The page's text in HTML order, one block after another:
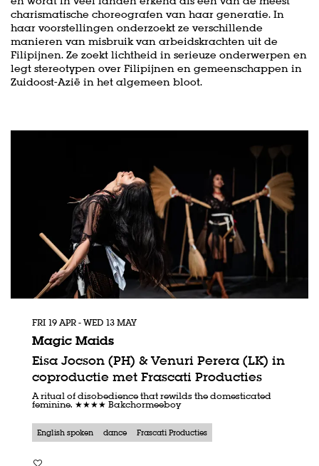
charismatische choreografen van haar generatie. In
haar voorstellingen onderzoekt ze verschillende
manieren van misbruik van arbeidskrachten uit de
Filipijnen. Ze zoekt lichtheid in serieuze onderwerpen en
legt stereotypen over Filipijnen en gemeenschappen in
Zuidoost-Azië in het algemeen bloot.
Magic Maids
Eisa Jocson (PH) & Venuri Perera (LK) in
coproductie met Frascati Producties
FRI 19 APR-WED 13 MAY
A ritual of disobedience that rewilds the domesticated
feminine. ★★★★ Bakchormeeboy
English spoken dance Frascati Producties